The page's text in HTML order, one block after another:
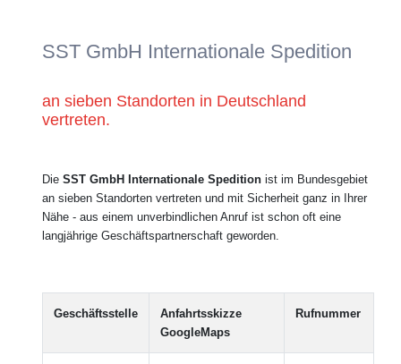
SST GmbH Internationale Spedition
an sieben Standorten in Deutschland
vertreten.
Die SST GmbH Internationale Spedition ist im Bundesgebiet
an sieben Standorten vertreten und mit Sicherheit ganz in Ihrer
Nähe - aus einem unverbindlichen Anruf ist schon oft eine
langjährige Geschäftspartnerschaft geworden.
Geschäftsstelle
Anfahrtsskizze
GoogleMaps
Rufnummer